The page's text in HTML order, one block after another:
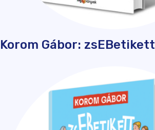
Korom Gábor: zsEBetikett